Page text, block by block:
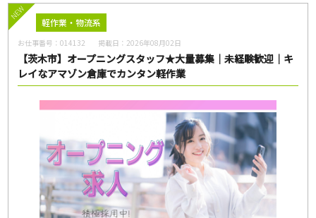
NEW
軽作業・物流系
お仕事番号：014132 掲載日： 2026年08月02日
【茨木市】オープニングスタッフ★大量募集｜未経験歓迎｜キ
レイなアマゾン倉庫でカンタン軽作業